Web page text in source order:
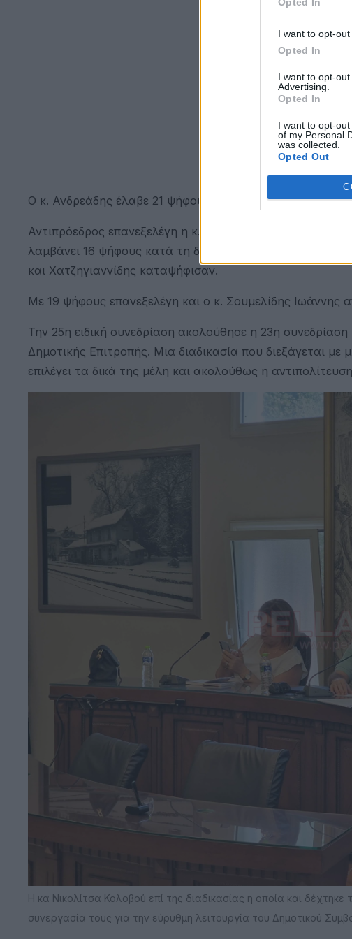
I want to opt-
Opted In
I want to opt-
Advertising.
Opted In
I want to opt-
of my Personal
was collected.
Opted Out
Ο κ. Ανδρεάδης έλαβε 21 ψήφους που ήταν και όλοι οι
Αντιπρόεδρος επανεξελέγη η κ. Πορτοκαλίδης Χαρίτων
λαμβάνει 16 ψήφους κατά τη διαδικασία της φανερής
και Χατζηγιαννίδης καταψήφισαν.
Με 19 ψήφους επανεξελέγη και ο κ. Σουμελίδης
Την 25η ειδική συνεδρίαση ακολούθησε η 23η
Δημοτικής Επιτροπής. Μια διαδικασία που διεξάγεται
επιλέγει τα δικά της μέλη και ακολούθως η
Η κα Νικολίτσα Κολοβού επί της διαδικασίας η οποία και
συνεργασία τους για την εύρυθμη λειτουργία του Δημοτικού